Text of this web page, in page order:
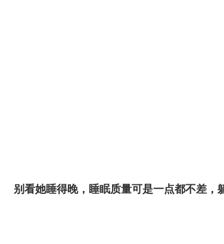
别看她睡得晚，睡眠质量可是一点都不差，